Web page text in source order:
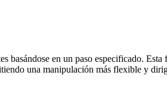
basándose en un paso especificado.
una manipulación más flexible y